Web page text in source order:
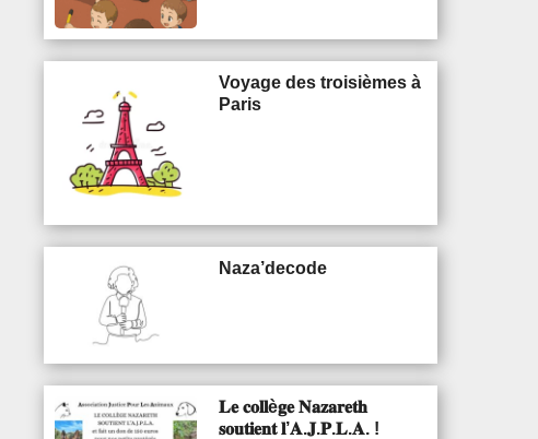
Voyage des troisièmes à
Paris
Naza’decode
𝐋𝐞 𝐜𝐨𝐥𝐥è𝐠𝐞 𝐍𝐚𝐳𝐚𝐫𝐞𝐭𝐡
𝐬𝐨𝐮𝐭𝐢𝐞𝐧𝐭 𝐥’𝐀.𝐉.𝐏.𝐋.𝐀. !